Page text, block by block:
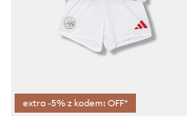
extra -5% z kodem: OFF*